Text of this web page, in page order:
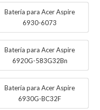
Batería para Acer Aspire
6930-6073
Batería para Acer Aspire
6920G-583G32Bn
Batería para Acer Aspire
6930G-BC32F